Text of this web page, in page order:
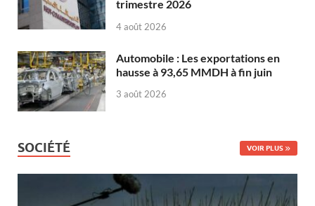
trimestre 2026
4 août 2026
Automobile : Les exportations en
hausse à 93,65 MMDH à fin juin
3 août 2026
SOCIÉTÉ VOIR PLUS